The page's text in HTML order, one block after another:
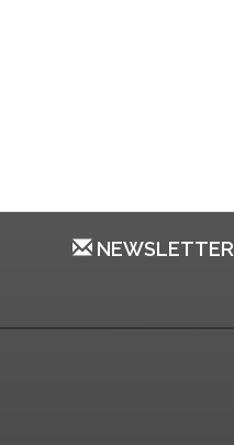
NEWSLETTER